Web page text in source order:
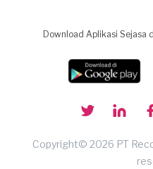
Download Aplikasi Sejasa
Copyright© 2026 PT